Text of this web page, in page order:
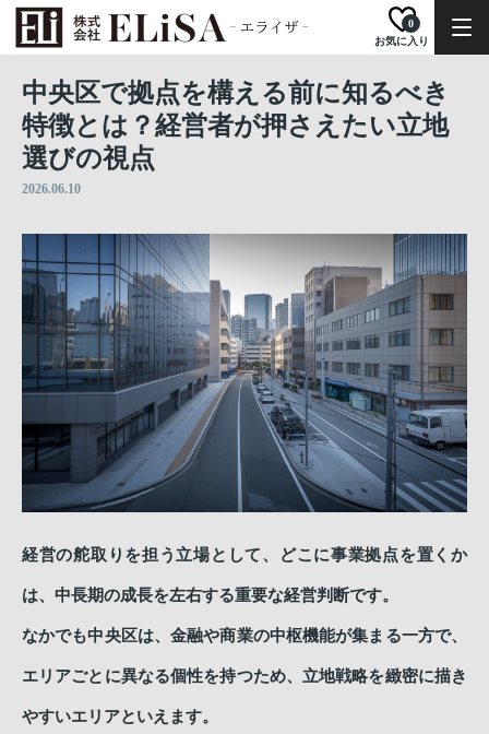
お気に入り
0
中央区で拠点を構える前に知るべき
特徴とは？経営者が押さえたい立地
選びの視点
2026.06.10
経営の舵取りを担う立場として、どこに事業拠点を置くか
は、中長期の成長を左右する重要な経営判断です。
なかでも中央区は、金融や商業の中枢機能が集まる一方で、
エリアごとに異なる個性を持つため、立地戦略を緻密に描き
やすいエリアといえます。